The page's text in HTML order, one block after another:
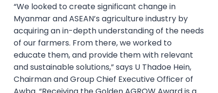
“We looked to create significant change in
Myanmar and ASEAN’s agriculture industry by
acquiring an in-depth understanding of the needs
of our farmers. From there, we worked to
educate them, and provide them with relevant
and sustainable solutions,” says U Thadoe Hein,
Chairman and Group Chief Executive Officer of